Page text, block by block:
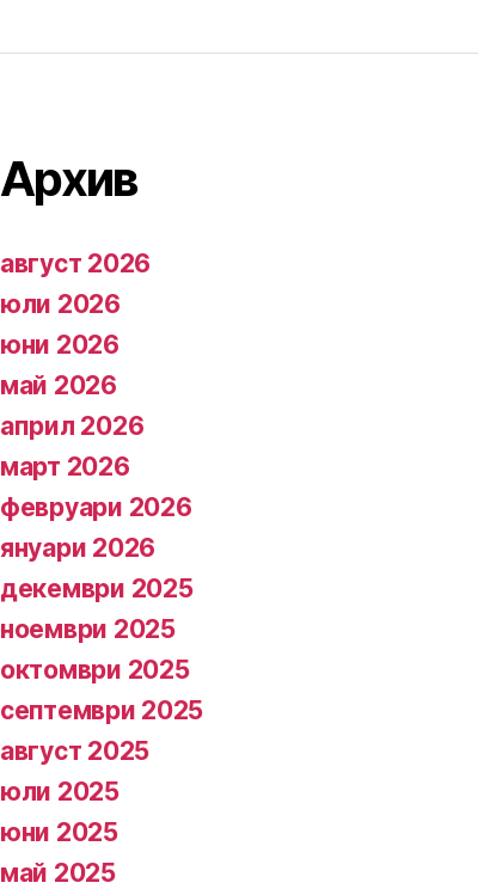
Архив
август 2026
юли 2026
юни 2026
май 2026
април 2026
март 2026
февруари 2026
януари 2026
декември 2025
ноември 2025
октомври 2025
септември 2025
август 2025
юли 2025
юни 2025
май 2025